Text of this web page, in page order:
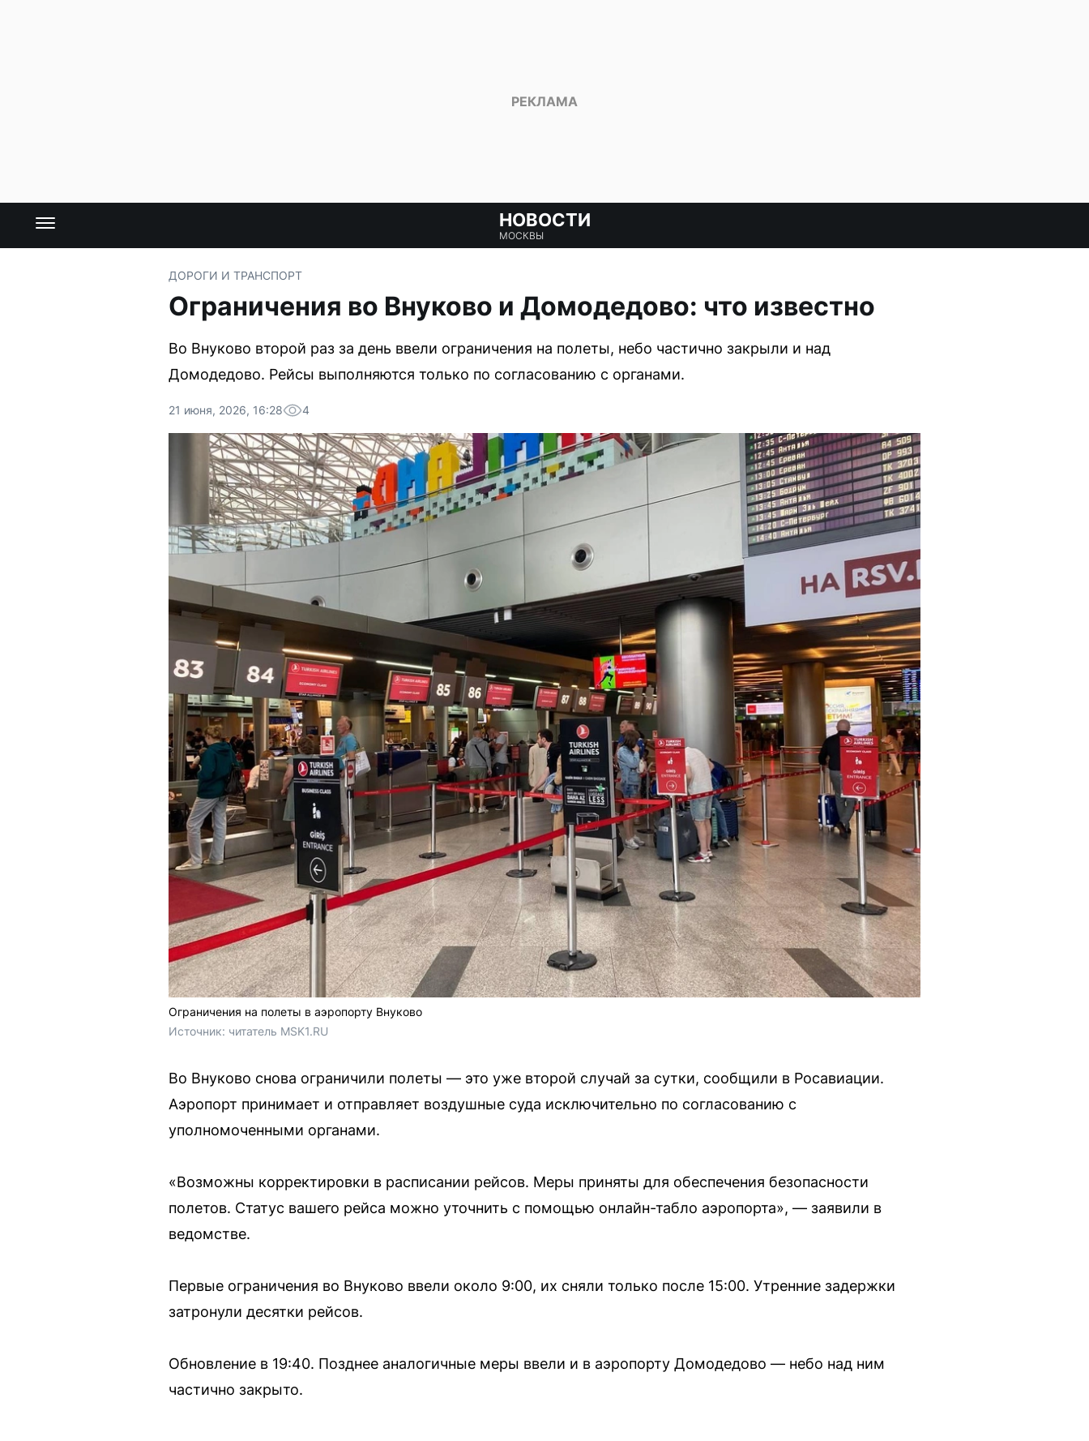
НОВОСТИ
МОСКВЫ
ДОРОГИ И ТРАНСПОРТ
Ограничения во Внуково и Домодедово: что известно
Во Внуково второй раз за день ввели ограничения на полеты, небо частично закрыли и над
Домодедово. Рейсы выполняются только по согласованию с органами.
21 июня, 2026, 16:28 4
Ограничения на полеты в аэропорту Внуково
Источник: читатель MSK1.RU
Во Внуково снова ограничили полеты — это уже второй случай за сутки, сообщили в Росавиации.
Аэропорт принимает и отправляет воздушные суда исключительно по согласованию с
уполномоченными органами.
«Возможны корректировки в расписании рейсов. Меры приняты для обеспечения безопасности
полетов. Статус вашего рейса можно уточнить с помощью онлайн-табло аэропорта», — заявили в
ведомстве.
Первые ограничения во Внуково ввели около 9:00, их сняли только после 15:00. Утренние задержки
затронули десятки рейсов.
Обновление в 19:40. Позднее аналогичные меры ввели и в аэропорту Домодедово — небо над ним
частично закрыто.